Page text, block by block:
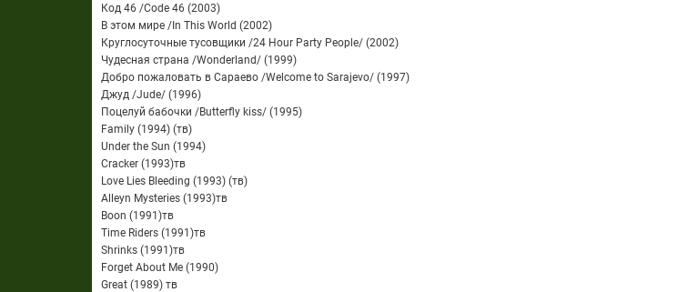
Код 46 /Code 46 (2003)
В этом мире /In This World (2002)
Круглосуточные тусовщики /24 Hour Party People/ (2002)
Чудесная страна /Wonderland/ (1999)
Добро пожаловать в Сараево /Welcome to Sarajevo/ (1997)
Джуд /Jude/ (1996)
Поцелуй бабочки /Butterfly kiss/ (1995)
Family (1994) (тв)
Under the Sun (1994)
Cracker (1993)тв
Love Lies Bleeding (1993) (тв)
Alleyn Mysteries (1993)тв
Boon (1991)тв
Time Riders (1991)тв
Shrinks (1991)тв
Forget About Me (1990)
Great (1989) тв